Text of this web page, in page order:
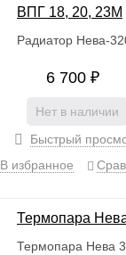
ВПГ 18, 20, 23М
Радиатор Нева-
6 700 ₽
Нет в наличии
Быстрый
В избранное
Термопара
Термопара Нева